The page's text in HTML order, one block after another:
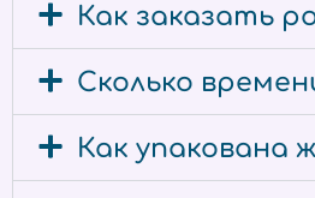
Как заказать
Сколько
Как упакована